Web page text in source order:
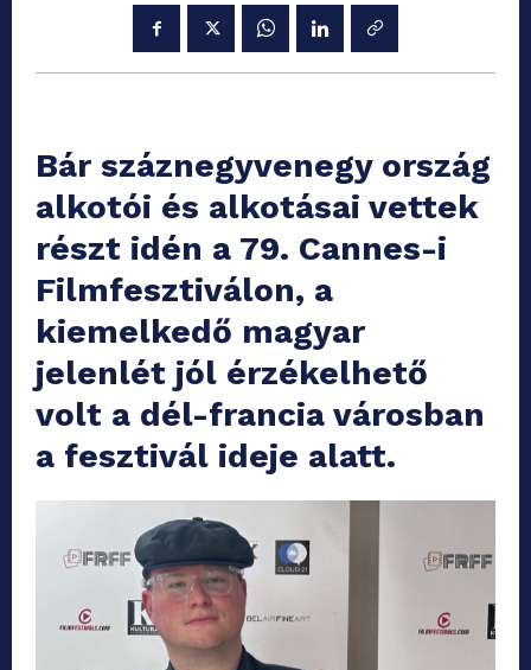
Bár száznegyvenegy ország
alkotói és alkotásai vettek
részt idén a 79. Cannes-i
Filmfesztiválon, a
kiemelkedő magyar
jelenlét jól érzékelhető
volt a dél-francia városban
a fesztivál ideje alatt.